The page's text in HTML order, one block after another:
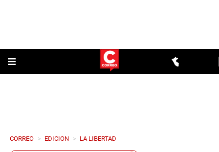
CORREO > EDICION > LA LIBERTAD